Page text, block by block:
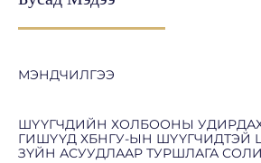
МЭНДЧИЛГЭЭ
ШҮҮГЧДИЙН ХОЛБООНЫ
ГИШҮҮД ХБНГУ-ЫН ШҮҮГЧИДТЭЙ
ЗҮЙН АСУУДЛААР ТУРШЛАГА